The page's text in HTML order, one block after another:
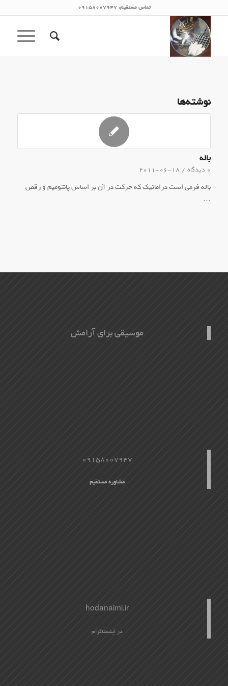
تماس مستقیم: 09158007947
نوشته‌ها
باله
0 دیدگاه /
2011-06-18
باله فرمی است دراماتیک که حرکت در آن بر اساس پانتومیم و رقص
…
موسیقی برای آرامش
09158007947
مشاوره مستقیم
hodanaimi.ir
در اینستاگرام